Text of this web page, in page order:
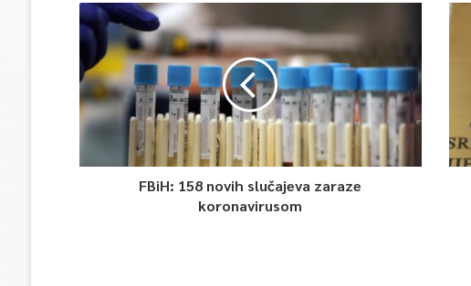
FBiH: 158 novih slučajeva zaraze
koronavirusom